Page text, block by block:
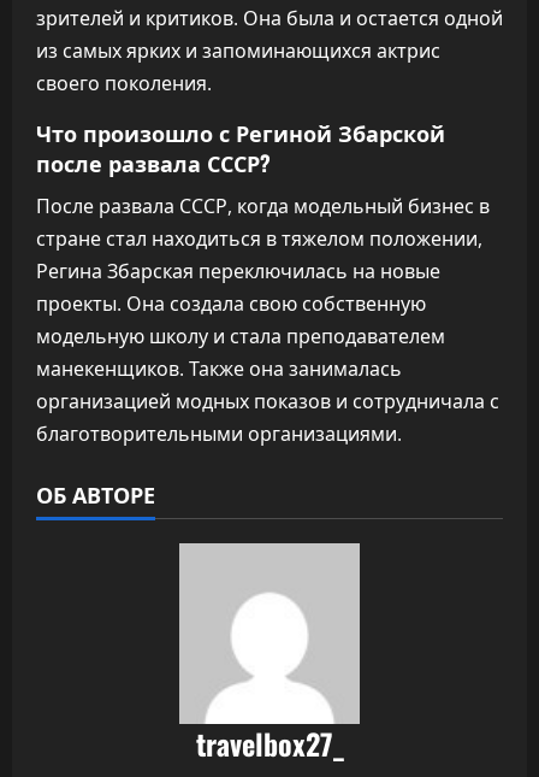
зрителей и критиков. Она была и остается одной
из самых ярких и запоминающихся актрис
своего поколения.
Что произошло с Региной Збарской
после развала СССР?
После развала СССР, когда модельный бизнес в
стране стал находиться в тяжелом положении,
Регина Збарская переключилась на новые
проекты. Она создала свою собственную
модельную школу и стала преподавателем
манекенщиков. Также она занималась
организацией модных показов и сотрудничала с
благотворительными организациями.
ОБ АВТОРЕ
travelbox27_